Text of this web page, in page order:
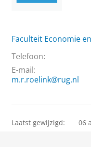
Faculteit Economie
Telefoon:
E-mail:
m.r.roelink@rug.nl
Laatst gewijzigd: 06